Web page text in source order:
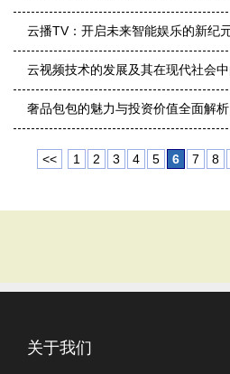
云播TV：开启未来智能娱乐的新纪
云视频技术的发展及其在现代社会
奢品包包的魅力与投资价值全面解析
<< 1 2 3 4 5 6 7 8
关于我们